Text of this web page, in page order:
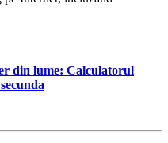
din lume: Calculatorul